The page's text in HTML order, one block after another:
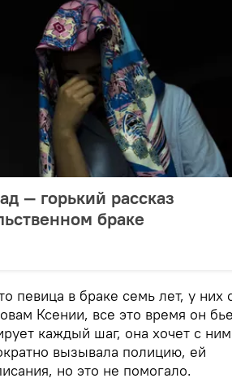
— горький рассказ
браке
певица в браке семь лет, у
Ксении, все это время он
каждый шаг, она хочет с ним
вызывала полицию, ей
но это не помогало.